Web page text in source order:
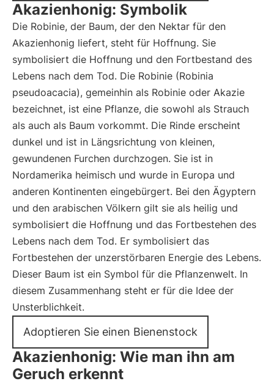
Akazienhonig: Symbolik
Die Robinie, der Baum, der den Nektar für den
Akazienhonig liefert, steht für Hoffnung. Sie
symbolisiert die Hoffnung und den Fortbestand des
Lebens nach dem Tod. Die Robinie (Robinia
pseudoacacia), gemeinhin als Robinie oder Akazie
bezeichnet, ist eine Pflanze, die sowohl als Strauch
als auch als Baum vorkommt. Die Rinde erscheint
dunkel und ist in Längsrichtung von kleinen,
gewundenen Furchen durchzogen. Sie ist in
Nordamerika heimisch und wurde in Europa und
anderen Kontinenten eingebürgert. Bei den Ägyptern
und den arabischen Völkern gilt sie als heilig und
symbolisiert die Hoffnung und das Fortbestehen des
Lebens nach dem Tod. Er symbolisiert das
Fortbestehen der unzerstörbaren Energie des Lebens.
Dieser Baum ist ein Symbol für die Pflanzenwelt. In
diesem Zusammenhang steht er für die Idee der
Unsterblichkeit.
Adoptieren Sie einen Bienenstock
Akazienhonig: Wie man ihn am
Geruch erkennt